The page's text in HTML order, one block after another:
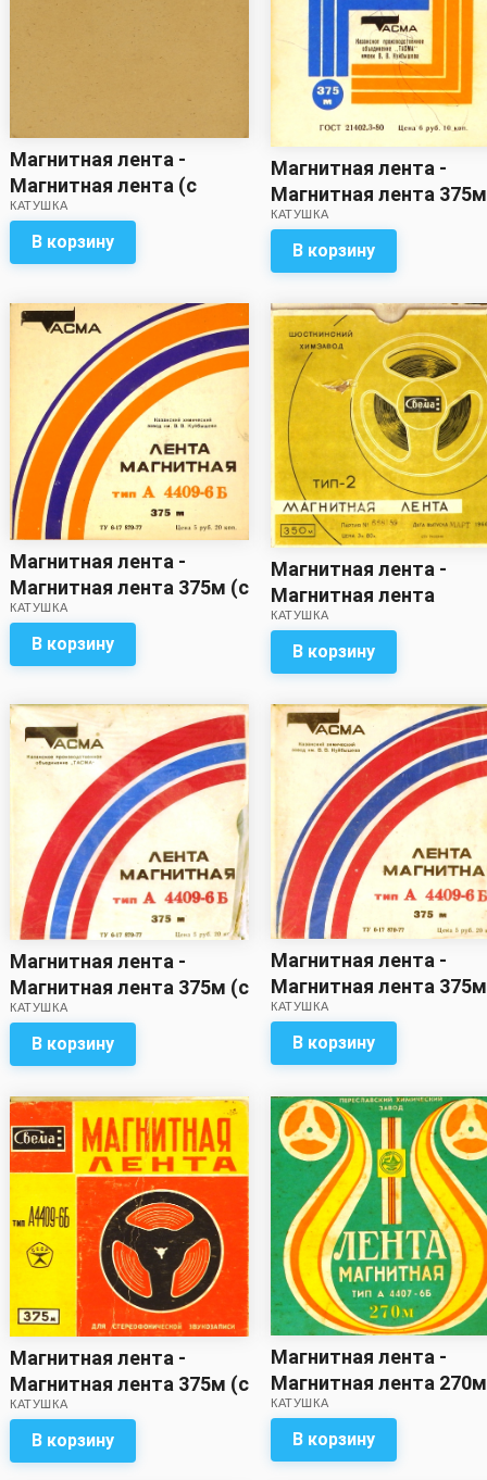
Магнитная лента -
Магнитная лента (с
записью / метраж
неизвестен)
КАТУШКА
В корзину
Магнитная лента -
Магнитная лента
записью)
КАТУШКА
В корзину
Магнитная лента -
Магнитная лента 375м (с
записью)
КАТУШКА
В корзину
Магнитная лента -
Магнитная лента
меньшего метража,
указано на упаковке (с
записью)
КАТУШКА
В корзину
Магнитная лента -
Магнитная лента 375м (с
записью)
КАТУШКА
В корзину
Магнитная лента -
Магнитная лента
записью)
КАТУШКА
В корзину
Магнитная лента -
Магнитная лента 375м (с
записью)
КАТУШКА
В корзину
Магнитная лента -
Магнитная лента
записью)
КАТУШКА
В корзину